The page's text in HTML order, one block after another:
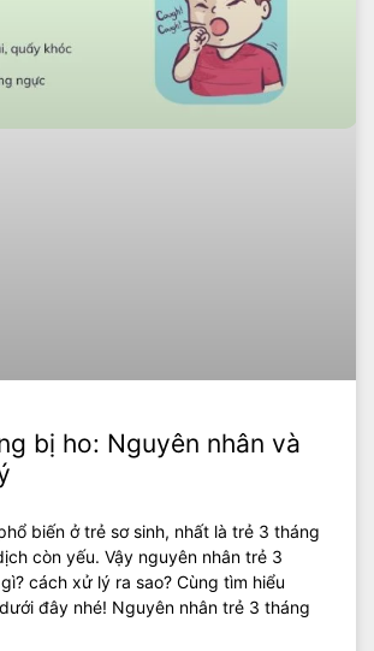
bị ho: Nguyên nhân và
biến ở trẻ sơ sinh, nhất là trẻ 3 tháng
còn yếu. Vậy nguyên nhân trẻ 3
cách xử lý ra sao? Cùng tìm hiểu
đây nhé! Nguyên nhân trẻ 3 tháng